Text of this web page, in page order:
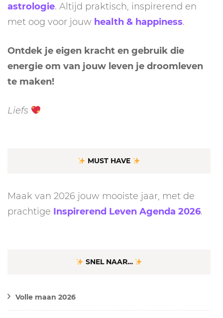
astrologie. Altijd praktisch, inspirerend en
met oog voor jouw health & happiness.
Ontdek je eigen kracht en gebruik die
energie om van jouw leven je droomleven
te maken!
Liefs
MUST HAVE
Maak van 2026 jouw mooiste jaar, met de
prachtige Inspirerend Leven Agenda 2026.
SNEL NAAR…
Volle maan 2026